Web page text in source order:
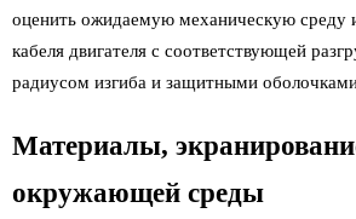
оценить ожидаемую механическую среду
кабеля двигателя с соответствующей
радиусом изгиба и защитными
Материалы,
окружающей среды